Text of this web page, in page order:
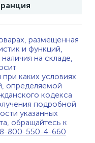
размещенная
и функций,
на складе,
каких условиях
определяемой
кодекса
подробной
указанных
обращайтесь к
8-800-550-4-660